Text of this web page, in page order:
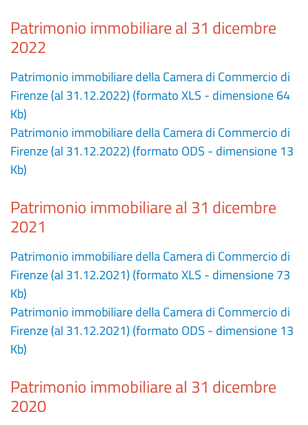
Patrimonio immobiliare al 31 dicembre
2022
Patrimonio immobiliare della Camera di Commercio di
Firenze (al 31.12.2022) (formato XLS - dimensione 64
Kb)
Patrimonio immobiliare della Camera di Commercio di
Firenze (al 31.12.2022) (formato ODS - dimensione 13
Kb)
Patrimonio immobiliare al 31 dicembre
2021
Patrimonio immobiliare della Camera di Commercio di
Firenze (al 31.12.2021) (formato XLS - dimensione 73
Kb)
Patrimonio immobiliare della Camera di Commercio di
Firenze (al 31.12.2021) (formato ODS - dimensione 13
Kb)
Patrimonio immobiliare al 31 dicembre
2020